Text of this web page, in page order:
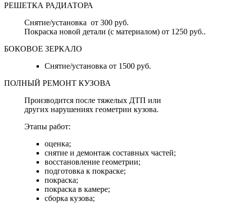
РЕШЕТКА РАДИАТОРА
Снятие/установка от 300 руб.
Покраска новой детали (с материалом) от 1250 руб..
БОКОВОЕ ЗЕРКАЛО
Снятие/установка от 1500 руб.
ПОЛНЫЙ РЕМОНТ КУЗОВА
Производится после тяжелых ДТП или
других нарушениях геометрии кузова.
Этапы работ:
оценка;
снятие и демонтаж составных частей;
восстановление геометрии;
подготовка к покраске;
покраска;
покраска в камере;
сборка кузова;